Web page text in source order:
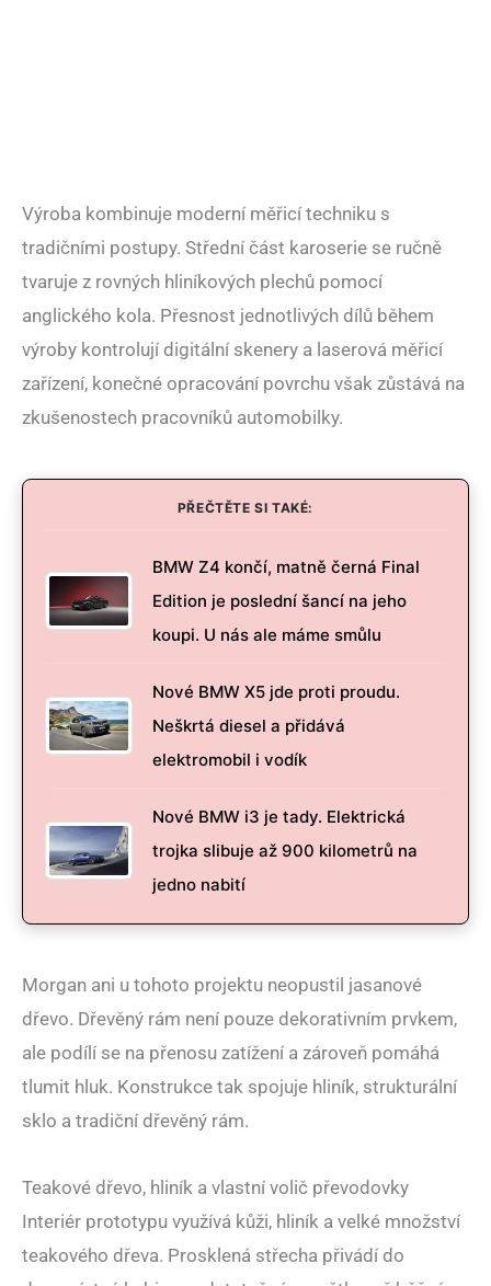
Výroba kombinuje moderní měřicí techniku s
tradičními postupy. Střední část karoserie se ručně
tvaruje z rovných hliníkových plechů pomocí
anglického kola. Přesnost jednotlivých dílů během
výroby kontrolují digitální skenery a laserová měřicí
zařízení, konečné opracování povrchu však zůstává na
zkušenostech pracovníků automobilky.
PŘEČTĚTE SI TAKÉ:
BMW Z4 končí, matně černá Final
Edition je poslední šancí na jeho
koupi. U nás ale máme smůlu
Nové BMW X5 jde proti proudu.
Neškrtá diesel a přidává
elektromobil i vodík
Nové BMW i3 je tady. Elektrická
trojka slibuje až 900 kilometrů na
jedno nabití
Morgan ani u tohoto projektu neopustil jasanové
dřevo. Dřevěný rám není pouze dekorativním prvkem,
ale podílí se na přenosu zatížení a zároveň pomáhá
tlumit hluk. Konstrukce tak spojuje hliník, strukturální
sklo a tradiční dřevěný rám.
Teakové dřevo, hliník a vlastní volič převodovky
Interiér prototypu využívá kůži, hliník a velké množství
teakového dřeva. Prosklená střecha přivádí do